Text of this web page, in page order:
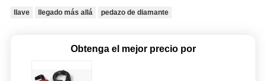
llave llegado más allá pedazo de diamante
Obtenga el mejor precio por